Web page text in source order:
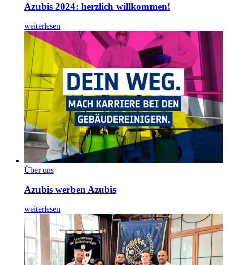
Azubis 2024: herzlich willkommen!
weiterlesen
Über uns
Azubis werben Azubis
weiterlesen